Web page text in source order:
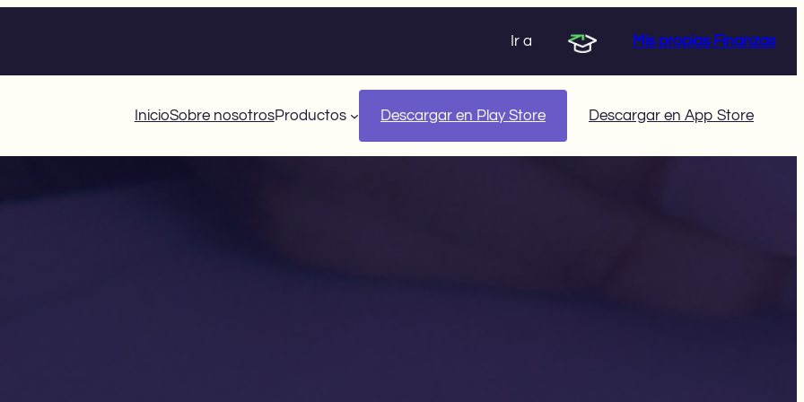
Ir a Mis propias Finanzas
InicioSobre nosotrosProductos Descargar en Play Store Descargar en App Store